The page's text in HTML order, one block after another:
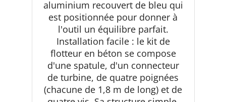
aluminium recouvert de bleu qui
est positionnée pour donner à
l'outil un équilibre parfait.
Installation facile : le kit de
flotteur en béton se compose
d'une spatule, d'un connecteur
de turbine, de quatre poignées
(chacune de 1,8 m de long) et de